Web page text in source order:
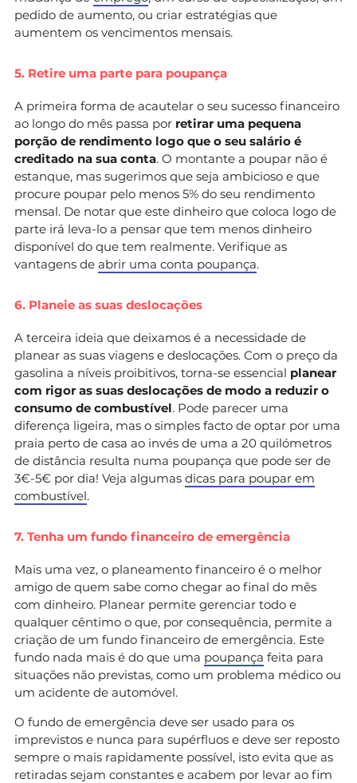
pedido de aumento, ou criar estratégias que
aumentem os vencimentos mensais.
5. Retire uma parte para poupança
A primeira forma de acautelar o seu sucesso financeiro
ao longo do mês passa por retirar uma pequena
porção de rendimento logo que o seu salário é
creditado na sua conta. O montante a poupar não é
estanque, mas sugerimos que seja ambicioso e que
procure poupar pelo menos 5% do seu rendimento
mensal. De notar que este dinheiro que coloca logo de
parte irá leva-lo a pensar que tem menos dinheiro
disponível do que tem realmente. Verifique as
vantagens de abrir uma conta poupança.
6. Planeie as suas deslocações
A terceira ideia que deixamos é a necessidade de
planear as suas viagens e deslocações. Com o preço da
gasolina a níveis proibitivos, torna-se essencial planear
com rigor as suas deslocações de modo a reduzir o
consumo de combustível. Pode parecer uma
diferença ligeira, mas o simples facto de optar por uma
praia perto de casa ao invés de uma a 20 quilómetros
de distância resulta numa poupança que pode ser de
3€-5€ por dia! Veja algumas dicas para poupar em
combustível.
7. Tenha um fundo financeiro de emergência
Mais uma vez, o planeamento financeiro é o melhor
amigo de quem sabe como chegar ao final do mês
com dinheiro. Planear permite gerenciar todo e
qualquer cêntimo o que, por consequência, permite a
criação de um fundo financeiro de emergência. Este
fundo nada mais é do que uma poupança feita para
situações não previstas, como um problema médico ou
um acidente de automóvel.
O fundo de emergência deve ser usado para os
imprevistos e nunca para supérfluos e deve ser reposto
sempre o mais rapidamente possível, isto evita que as
retiradas sejam constantes e acabem por levar ao fim